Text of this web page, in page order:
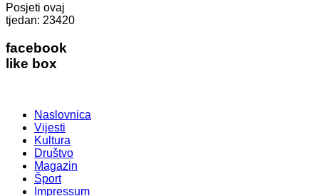
Posjeti ovaj
tjedan: 23420
facebook
like box
Naslovnica
Vijesti
Kultura
Društvo
Magazin
Šport
Impressum